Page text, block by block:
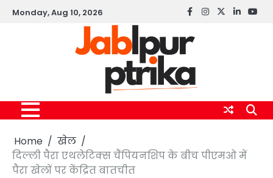
SkipMonday, Aug 10, 2026 Facebook
instagram
twitterlinkedin
Home
खेल
दिल्ली पैरा एथलेटिक्स चैंपियनशिप के बीच पीएमओ में
पैरा खेलों पर केंद्रित बातचीत